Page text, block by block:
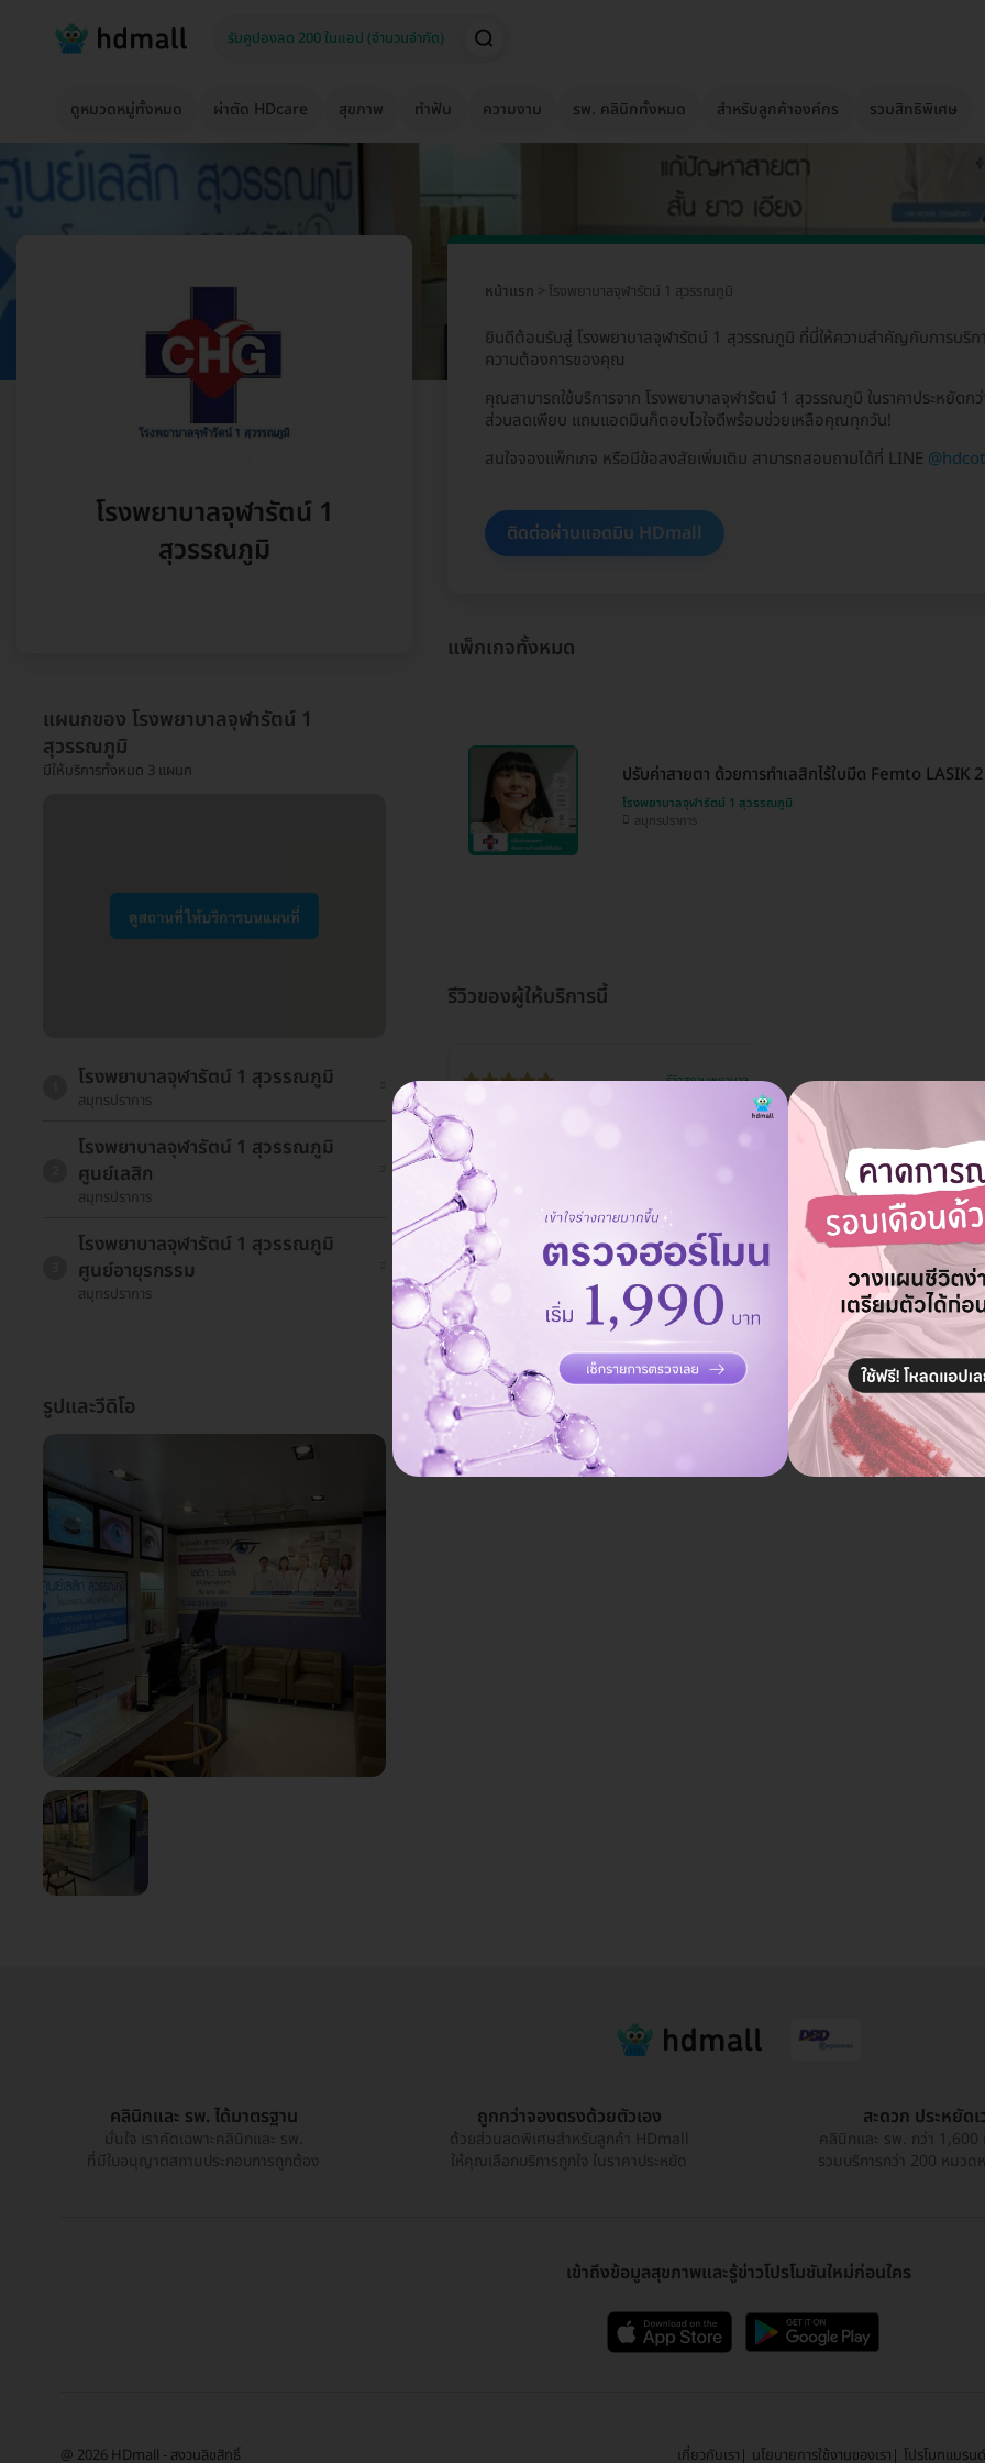
ดูหมวดหมู่ทั้งหมด ผ่าตัด HDcare สุขภาพ ทำฟัน ความงาม รพ. คลินิกทั้งหมด สำหรับลูกค้าองค์กร รวมสิทธิพิเศษ
โรงพยาบาลจุฬารัตน์ 1
สุวรรณภูมิ
แผนกของ โรงพยาบาลจุฬารัตน์ 1
สุวรรณภูมิ
มีให้บริการทั้งหมด 3 แผนก
โรงพยาบาลจุฬารัตน์ 1 สุวรรณภูมิ
สมุทรปราการ
โรงพยาบาลจุฬารัตน์ 1 สุวรรณภูมิ
ศูนย์เลสิก
สมุทรปราการ
โรงพยาบาลจุฬารัตน์ 1 สุวรรณภูมิ
ศูนย์อายุรกรรม
สมุทรปราการ
รูปและวีดิโอ
หน้าแรก > โรงพยาบาลจุฬารัตน์ 1 สุวรรณภูมิ
ยินดีต้อนรับสู่ โรงพยาบาลจุฬารัตน์ 1 สุวรรณภูมิ ที่นี่ให้ความสำคัญกับการบริก
ความต้องการของคุณ
คุณสามารถใช้บริการจาก โรงพยาบาลจุฬารัตน์ 1 สุวรรณภูมิ ในราคาประหยัด
ส่วนลดเพียบ แถมแอดมินก็ตอบไวใจดีพร้อมช่วยเหลือคุณทุกวัน!
สนใจจองแพ็กเกจ หรือมีข้อสงสัยเพิ่มเติม สามารถสอบถามได้ที่ LINE
ติดต่อผ่านแอดมิน HDmall
แพ็กเกจทั้งหมด
ปรับค่าสายตา ด้วยการทำเลสิกไร้ใบมีด Femto LASIK
โรงพยาบาลจุฬารัตน์ 1 สุวรรณภูมิ
สมุทรปราการ
รีวิวของผู้ให้บริการนี้
รีวิวสถานพยาบาล
เท่าที่ไปโรงพยาบาลมาจุฬารัตน์1 บริการ
ดีที่สุดให้คะแนน10000000%
23 ธ.ค. 2022 แหล่งข้อมูล
คลินิกและ รพ. ได้มาตรฐาน
มั่นใจ เราคัดเฉพาะคลินิกและ รพ.
ที่มีใบอนุญาตสถานประกอบการถูกต้อง
ถูกกว่าจองตรงด้วยตัวเอง
ด้วยส่วนลดพิเศษสำหรับลูกค้า HDmall
ให้คุณเลือกบริการถูกใจ ในราคาประหยัด
สะดวก ประหยัดเ
คลินิกและ รพ. กว่า 1,600
รวมบริการกว่า 200 หมวด
เข้าถึงข้อมูลสุขภาพและรู้ข่าวโปรโมชันใหม่ก่อนใคร
@ 2026 HDmall - สงวนลิขสิทธิ์ เกี่ยวกับเรา นโยบายการใช้งานของเรา โปรโมทแบร